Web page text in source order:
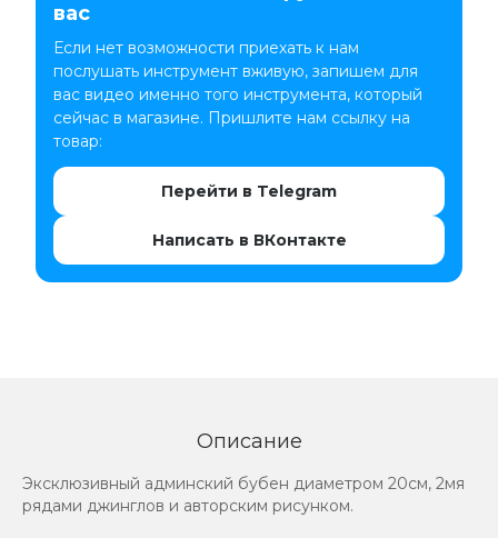
вас
Если нет возможности приехать к нам
послушать инструмент вживую, запишем для
вас видео именно того инструмента, который
сейчас в магазине. Пришлите нам ссылку на
товар:
Перейти в Telegram
Написать в ВКонтакте
Описание
Эксклюзивный админский бубен диаметром 20см, 2мя
рядами джинглов и авторским рисунком.